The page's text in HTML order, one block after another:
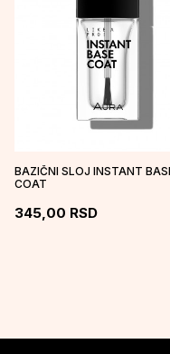
BAZIČNI SLOJ INSTANT
COAT
345,00 RSD